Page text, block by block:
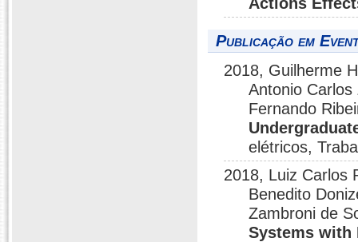
Publicação em
2018, Guilherme
Antonio
Fernando
elétricos,
2018, Luiz Carlos
Benedito
Zambroni de
Systems with